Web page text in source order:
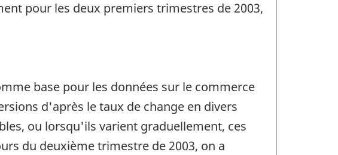
pour les deux premiers trimestres de 2003,
base pour les données sur le commerce
d'après le taux de change en divers
ou lorsqu'ils varient graduellement, ces
du deuxième trimestre de 2003, on a